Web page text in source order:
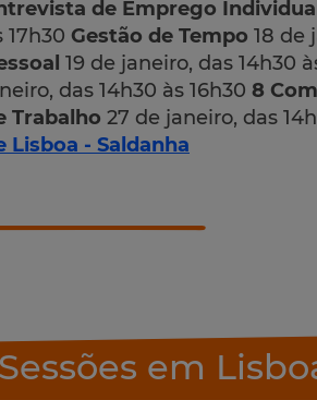
de Emprego
17h30 Gestão de Tempo 18 de
19 de janeiro, das 14h30
das 14h30 às 16h30 8
Trabalho 27 de janeiro, das
Lisboa - Saldanha
Sessões em